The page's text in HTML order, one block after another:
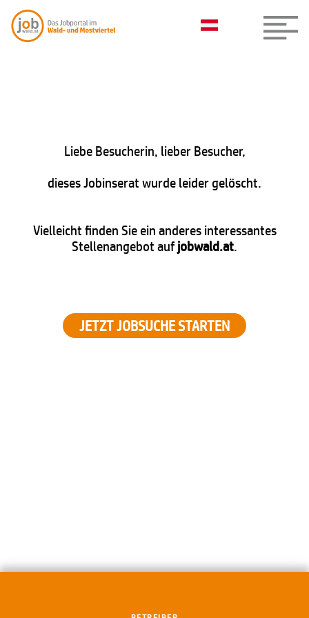
Liebe Besucherin, lieber Besucher,
dieses Jobinserat wurde leider gelöscht.
Vielleicht finden Sie ein anderes interessantes
Stellenangebot aufjobwald.at.
JETZT JOBSUCHE STARTEN